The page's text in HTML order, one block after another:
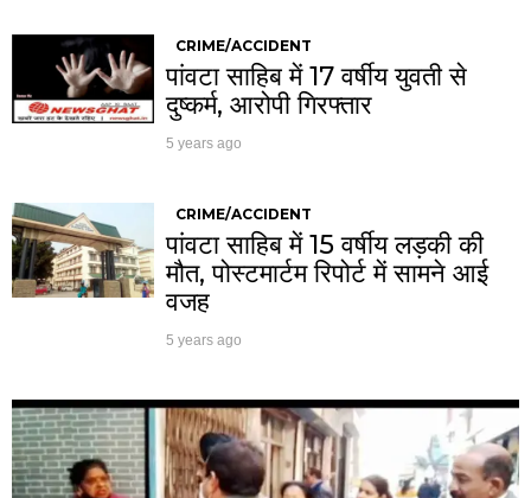
CRIME/ACCIDENT
पांवटा साहिब में 17 वर्षीय युवती से
दुष्कर्म, आरोपी गिरफ्तार
5 years ago
CRIME/ACCIDENT
पांवटा साहिब में 15 वर्षीय लड़की की
मौत, पोस्टमार्टम रिपोर्ट में सामने आई
वजह
5 years ago